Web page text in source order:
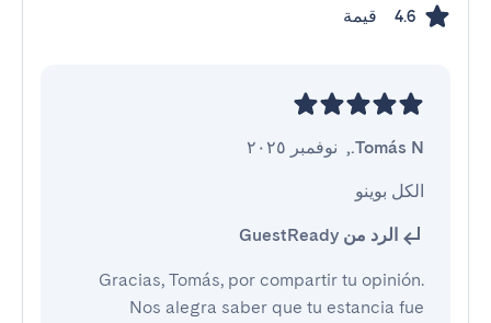
4.6 قيمة
Tomás N.
, نوفمبر ٢٠٢٥
الكل بوينو
الرد من GuestReady
Gracias, Tomás, por compartir tu opinión.
Nos alegra saber que tu estancia fue